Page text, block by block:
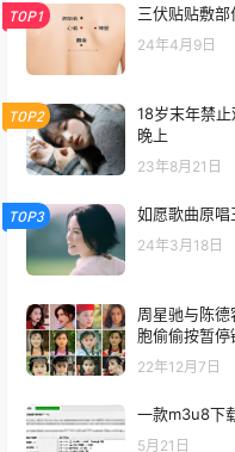
TOP1 三伏贴贴敷
24年4月9日
TOP2
18岁末年禁
晚上
23年8月21日
TOP3 如愿歌曲原唱
24年3月18日
周星驰与陈
胞偷偷按暂停
22年12月7日
一款m3u8下
5月21日